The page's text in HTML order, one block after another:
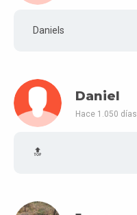
Daniels
Daniel
Hace 1.050 días
🔝